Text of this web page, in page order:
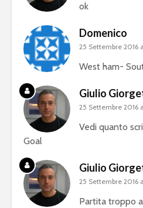
ok
Domenico
25 Settembre 2016
West ham-
Giulio
25 Settembre 2016
Vedi quanto
Goal
Giulio
25 Settembre 2016
Partita troppo